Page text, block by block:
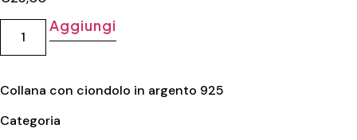
Aggiungi
Collana con ciondolo in argento 925
Categoria